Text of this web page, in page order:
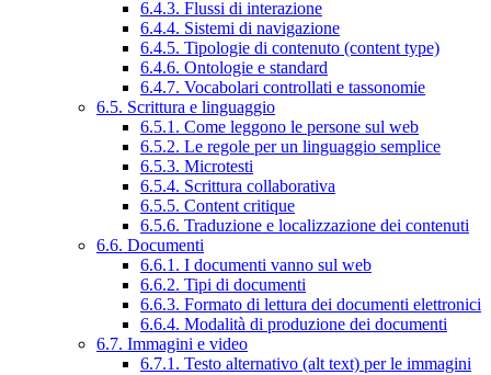
6.4.3. Flussi di interazione
6.4.4. Sistemi di navigazione
6.4.5. Tipologie di contenuto (content type)
6.4.6. Ontologie e standard
6.4.7. Vocabolari controllati e tassonomie
6.5. Scrittura e linguaggio
6.5.1. Come leggono le persone sul web
6.5.2. Le regole per un linguaggio semplice
6.5.3. Microtesti
6.5.4. Scrittura collaborativa
6.5.5. Content critique
6.5.6. Traduzione e localizzazione dei contenuti
6.6. Documenti
6.6.1. I documenti vanno sul web
6.6.2. Tipi di documenti
6.6.3. Formato di lettura dei documenti elettronici
6.6.4. Modalità di produzione dei documenti
6.7. Immagini e video
6.7.1. Testo alternativo (alt text) per le immagini